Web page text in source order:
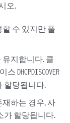
오.
수 있지만 풀
지합니다. 클
스DHCPDISCOVER
할당됩니다.
하는 경우, 사
가 할당됩니다.